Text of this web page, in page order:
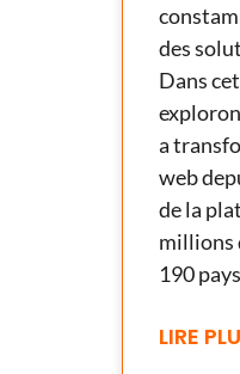
des
Dans
a
web
de la
millions
190
LIRE